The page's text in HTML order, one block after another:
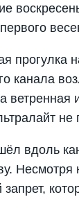
прогулка
канала
ветренная
не
вдоль
Несмотря
запрет,